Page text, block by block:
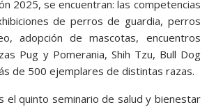
2025, se encuentran: las competencias
de perros de guardia, perros
adopción de mascotas, encuentros
Pug y Pomerania, Shih Tzu, Bull Dog
de 500 ejemplares de distintas razas.
el quinto seminario de salud y bienestar